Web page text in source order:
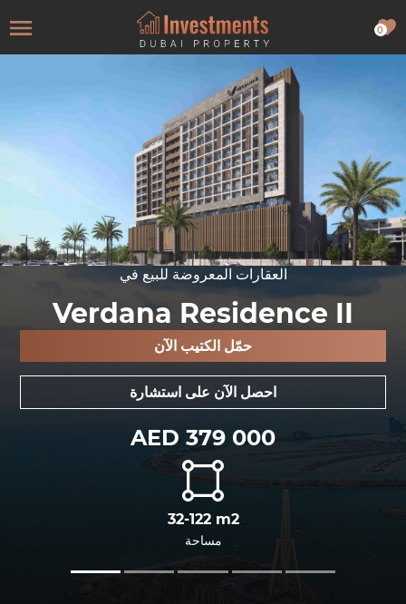
0
العقارات المعروضة للبيع في
Verdana Residence II
حمّل الكتيب الآن
احصل الآن على استشارة
AED 379 000
32-122 m2
مساحة